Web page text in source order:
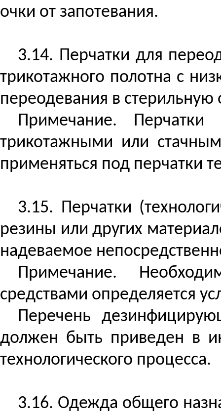
очки от запотевания.
3.14. Перчатки для
трикотажного полотна с
переодевания в стерильную
Примечание.
трикотажными или
применяться под перчатки
3.15. Перчатки
резины или других
надеваемое
Примечание.
средствами определяется
Перечень
должен быть приведен в
технологического процесса.
3.16. Одежда общего